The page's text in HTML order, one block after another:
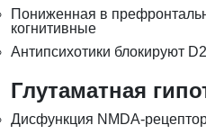
Пониженная в
когнитивные
Антипсихотики блокируют
Глутаматная
Дисфункция NMDA-